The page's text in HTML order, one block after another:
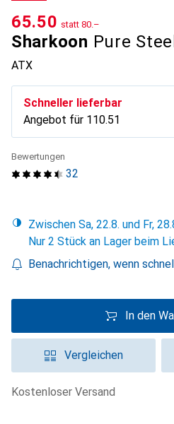
Sharkoon Pure
ATX
CHF
65.50 statt CHF
80.–
Schneller lieferbar
Angebot für CHF
110.51
32
Bewertungen
Zwischen Sa, 22.8. und Fr,
Nur 2 Stück an Lager beim
Benachrichtigen, wenn
In den
Vergleichen
kostenloser Versand